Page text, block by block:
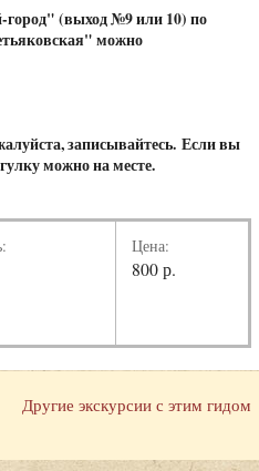
город" (выход №9 или 10) по
можно
записывайтесь. Если вы
можно на месте.
Цена:
800 р.
Другие экскурсии с этим гидом